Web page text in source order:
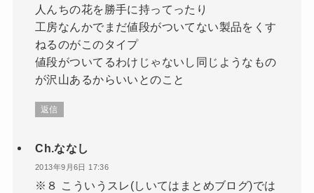
人んちの花を勝手に持ってったり
工房なんかでまだ値段がついてない製品をくす
ねるのがこのタイプ
値段がついてるわけじゃないし同じようなもの
が沢山あるからいいとのこと
返信
Ch.ななし
2013年9月6日 17:36
※８ こういうスレ(しいてはまとめブログ)では